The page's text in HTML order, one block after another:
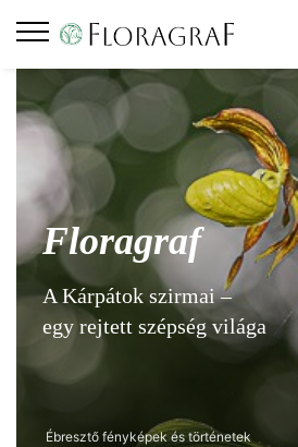
Floragraf
A Kárpátok szirmai –
egy rejtett szépség világa
Ébresztő fényképek és történetek